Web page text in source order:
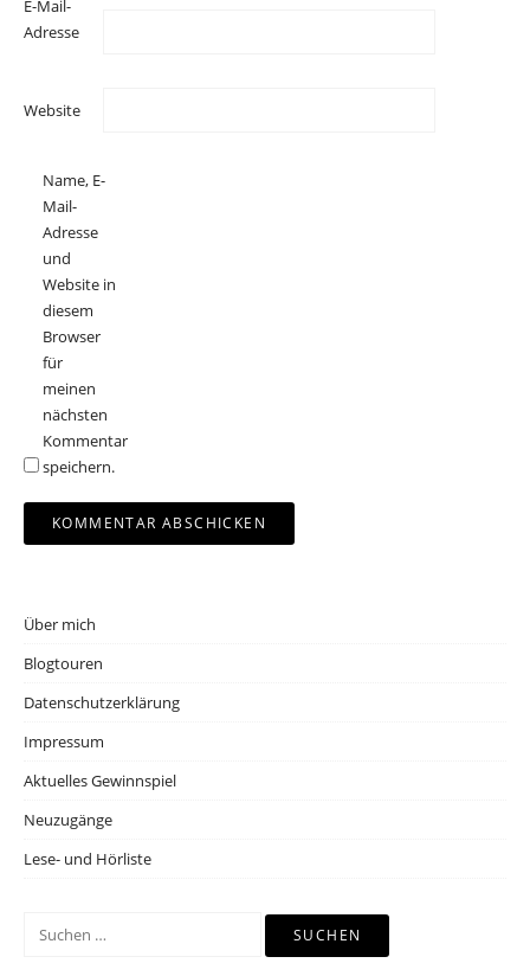
E-Mail-
Adresse
Website
Name, E-
Mail-
Adresse
und
Website in
diesem
Browser
für
meinen
nächsten
Kommentar
speichern.
Über mich
Blogtouren
Datenschutzerklärung
Impressum
Aktuelles Gewinnspiel
Neuzugänge
Lese- und Hörliste
Suchen